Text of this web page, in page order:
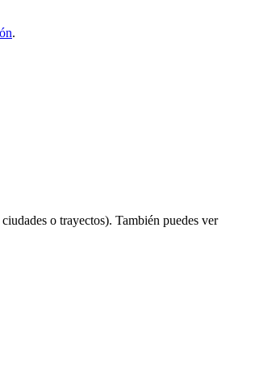
.
o trayectos). También puedes ver